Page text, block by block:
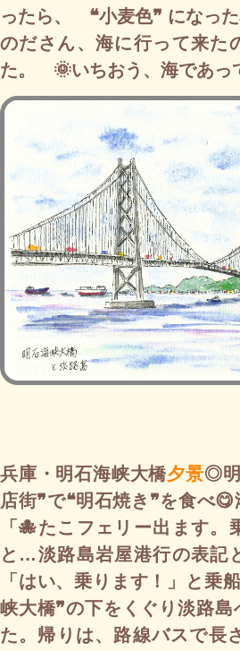
ったら、 ❝小麦色❞ になった
のださん、海に行って来た
た。 🌞いちおう、海であっ
兵庫・明石海峡大橋夕景◎明
店街❞で❝明石焼き❞を食べ
「🐙たこフェリー出ます。
と…淡路島岩屋港行の表記
「はい、乗ります！」と乗
峡大橋❞の下をくぐり淡路島
た。帰りは、路線バスで長